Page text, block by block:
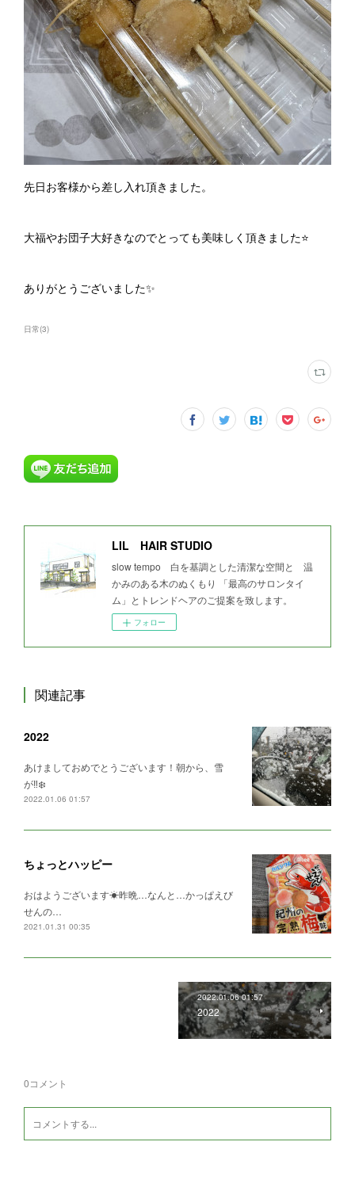
先日お客様から差し入れ頂きました。
大福やお団子大好きなのでとっても美味しく頂きました⭐️
ありがとうございました✨
日常(3)
LIL HAIR STUDIO
slow tempo 白を基調とした清潔な空間と 温
かみのある木のぬくもり 「最高のサロンタイ
ム」とトレンドヘアのご提案を致します。
フォロー
関連記事
2022
あけましておめでとうございます！朝から、雪
が‼️❄️
2022.01.06 01:57
ちょっとハッピー
おはようございます☀昨晩…なんと…かっぱえび
せんの…
2021.01.31 00:35
2022.01.06 01:57
2022
0コメント